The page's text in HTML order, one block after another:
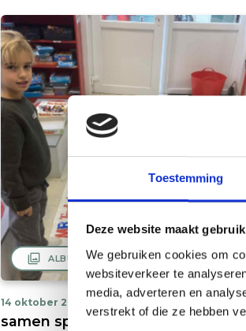
Toestemming
Deze website maakt
We gebruiken cookies om
websiteverkeer te
media, adverteren en
verstrekt of die ze hebben
filter ALBUM BEKIJKEN
14 oktober 2025
samen spelen